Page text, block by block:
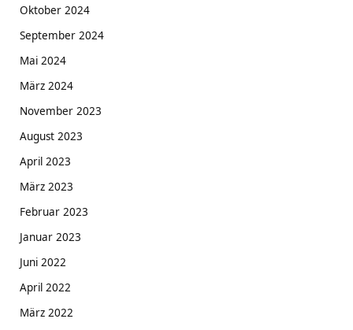
Oktober 2024
September 2024
Mai 2024
März 2024
November 2023
August 2023
April 2023
März 2023
Februar 2023
Januar 2023
Juni 2022
April 2022
März 2022